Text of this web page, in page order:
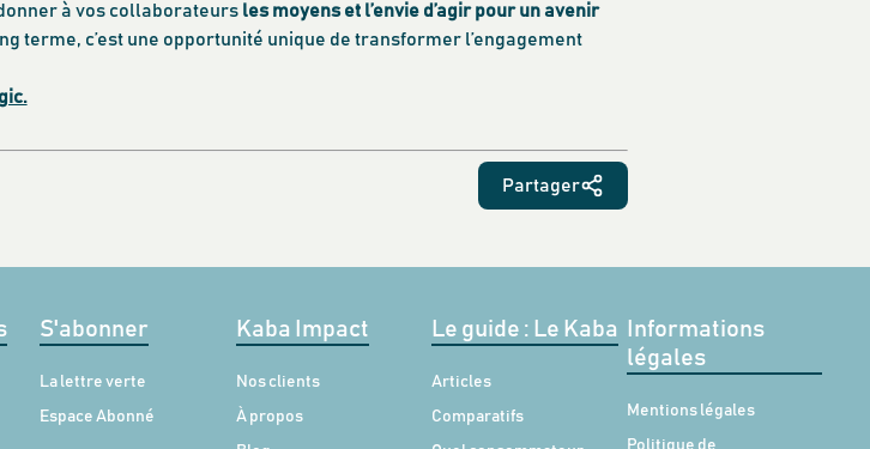
à vos collaborateurs les moyens et l’envie d’agir pour un avenir
terme, c’est une opportunité unique de transformer l’engagement
Partager
S'abonner
La lettre verte
Espace Abonné
Kaba Impact
Nos clients
À propos
Le guide : Le Kaba
Articles
Comparatifs
Informations
légales
Mentions légales
Politique de